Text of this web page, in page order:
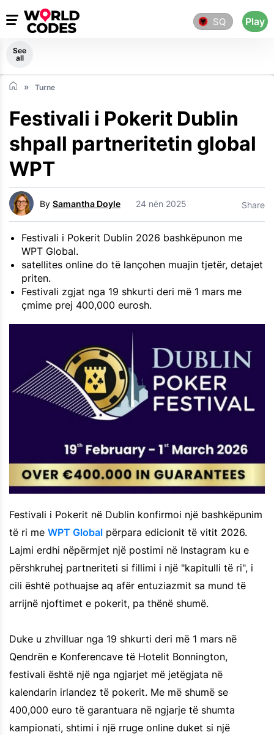
SQ Play
See
all
Turne
Festivali i Pokerit Dublin
shpall partneritetin global
WPT
By Samantha Doyle 24 nën 2025 Share
Festivali i Pokerit Dublin 2026 bashkëpunon me
WPT Global.
satellites online do të lançohen muajin tjetër, detajet
priten.
Festivali zgjat nga 19 shkurti deri më 1 mars me
çmime prej 400,000 eurosh.
Festivali i Pokerit në Dublin konfirmoi një bashkëpunim
të ri me WPT Global përpara edicionit të vitit 2026.
Lajmi erdhi nëpërmjet një postimi në Instagram ku e
përshkruhej partneriteti si fillimi i një "kapitulli të ri", i
cili është pothuajse aq afër entuziazmit sa mund të
arrijnë njoftimet e pokerit, pa thënë shumë.
Duke u zhvilluar nga 19 shkurti deri më 1 mars në
Qendrën e Konferencave të Hotelit Bonnington,
festivali është një nga ngjarjet më jetëgjata në
kalendarin irlandez të pokerit. Me më shumë se
400,000 euro të garantuara në ngjarje të shumta
kampionati, shtimi i një rruge online duket si një